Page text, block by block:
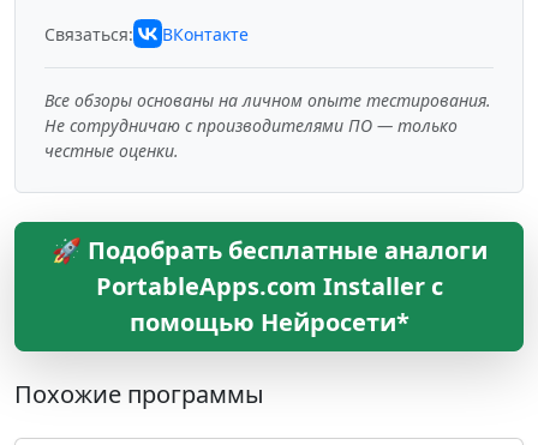
Связаться: ВКонтакте
Все обзоры основаны на личном опыте тестирования.
Не сотрудничаю с производителями ПО — только
честные оценки.
🚀 Подобрать бесплатные аналоги
PortableApps.com Installer с
помощью Нейросети*
Похожие программы